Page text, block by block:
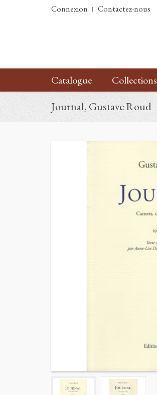
Connexion Contactez-nous
Catalogue Collections
Journal, Gustave Roud